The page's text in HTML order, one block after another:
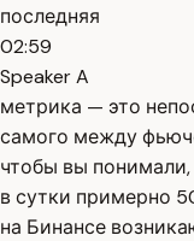
последняя
02:59
Speaker A
метрика — это
самого между
чтобы вы
в сутки примерно
на Бинансе